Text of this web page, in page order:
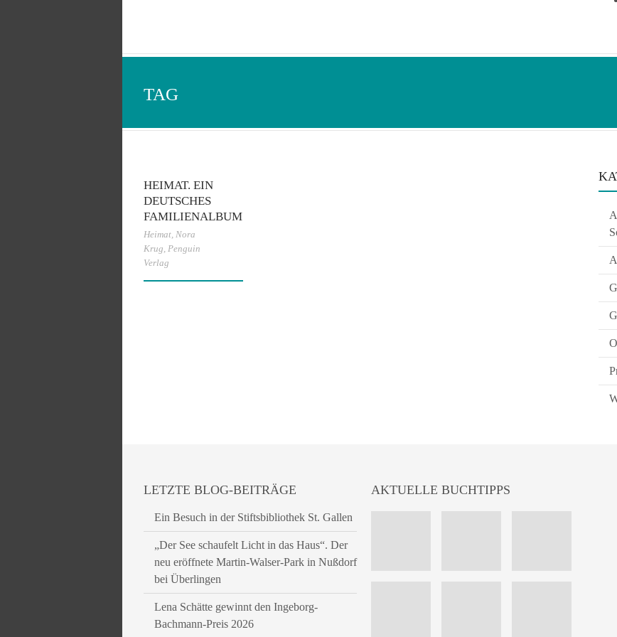
TAG
HEIMAT. EIN
DEUTSCHES
FAMILIENALBUM
Heimat, Nora
Krug, Penguin
Verlag
LETZTE BLOG-BEITRÄGE
Ein Besuch in der Stiftsbibliothek St. Gallen
„Der See schaufelt Licht in das Haus“. Der
neu eröffnete Martin-Walser-Park in Nußdorf
bei Überlingen
Lena Schätte gewinnt den Ingeborg-
Bachmann-Preis 2026
AKTUELLE BUCHTIPPS